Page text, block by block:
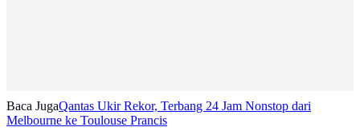
Baca JugaQantas Ukir Rekor, Terbang 24 Jam Nonstop dari
Melbourne ke Toulouse Prancis